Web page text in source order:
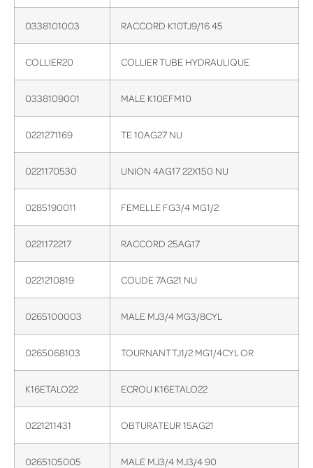
0338101003 RACCORD K10TJ9/16 45
COLLIER20 COLLIER TUBE HYDRAULIQUE
0338109001 MALE K10EFM10
0221271169 TE 10AG27 NU
0221170530 UNION 4AG17 22X150 NU
0285190011 FEMELLE FG3/4 MG1/2
0221172217 RACCORD 25AG17
0221210819 COUDE 7AG21 NU
0265100003 MALE MJ3/4 MG3/8CYL
0265068103 TOURNANT TJ1/2 MG1/4CYL OR
K16ETALO22 ECROU K16ETALO22
0221211431 OBTURATEUR 15AG21
0265105005 MALE MJ3/4 MJ3/4 90